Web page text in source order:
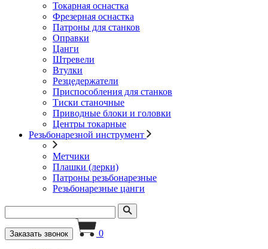
Токарная оснастка
Фрезерная оснастка
Патроны для станков
Оправки
Цанги
Штревели
Втулки
Резцедержатели
Приспособления для станков
Тиски станочные
Приводные блоки и головки
Центры токарные
Резьбонарезной инструмент
Метчики
Плашки (лерки)
Патроны резьбонарезные
Резьбонарезные цанги
Заказать звонок 0